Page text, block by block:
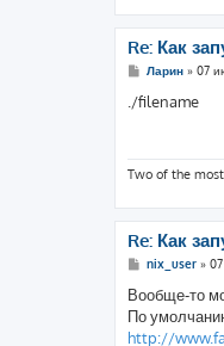
Re: Как
С
о
б
и
е
Ларин» 07
./filename
Two of the
Re: Как
С
о
б
щ
е
nix_user»
Вообще-то
По
http://